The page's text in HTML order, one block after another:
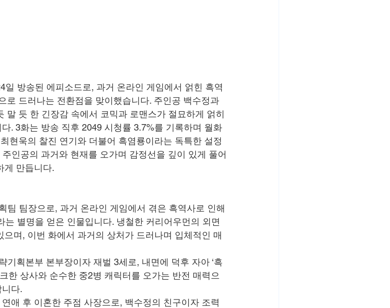
일 방송된 에피소드로, 과거 온라인 게임에서 얽힌 흑역
로 드러나는 전환점을 맞이했습니다. 주인공 백수정과
말 듯 한 긴장감 속에서 코믹과 로맨스가 절묘하게 얽히
. 3화는 방송 직후 2049 시청률 3.7%를 기록하며 월화
현욱의 찰진 연기와 더불어 흑염룡이라는 독특한 설정
인공의 과거와 현재를 오가며 감정선을 깊이 있게 풀어
게 만듭니다.
팀 팀장으로, 과거 온라인 게임에서 겪은 흑역사로 인해
는 별명을 얻은 인물입니다. 냉철한 커리어우먼의 외면
며, 이번 화에서 과거의 상처가 드러나며 입체적인 매
기획본부 본부장이자 재벌 3세로, 내면에 덕후 자아 ‘흑
한 상사와 순수한 중2병 캐릭터를 오가는 반전 매력으
다.
애 후 이혼한 주점 사장으로, 백수정의 친구이자 조력